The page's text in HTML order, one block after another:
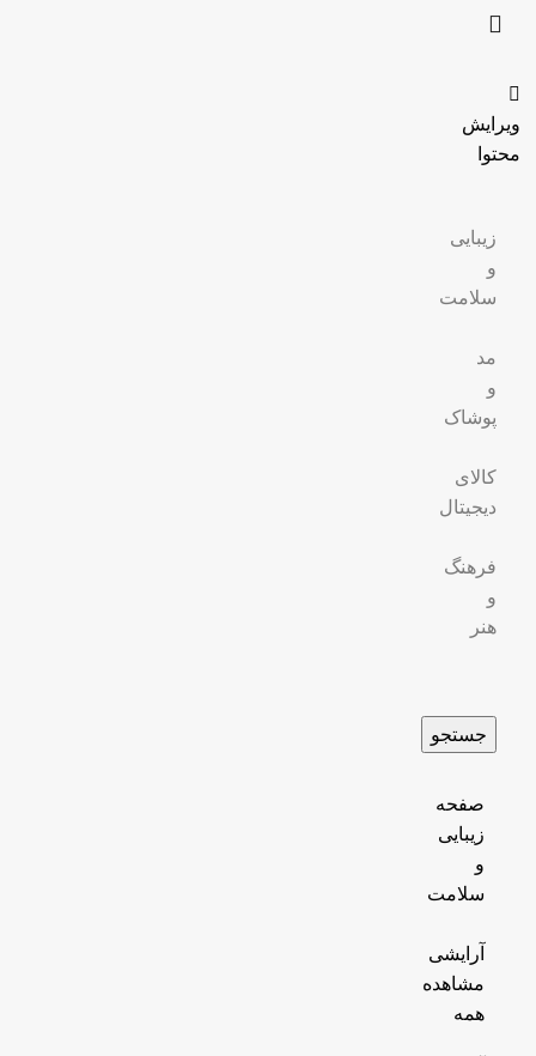
ویرایش
محتوا
زیبایی
و
سلامت
مد
و
پوشاک
کالای
دیجیتال
فرهنگ
و
هنر
جستجو
صفحه
زیبایی
و
سلامت
آرایشی
مشاهده
همه